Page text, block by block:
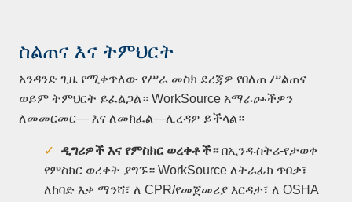
ስልጠና እና ትምህርት
አንዳንድ ጊዜ የሚቀጥለው የሥራ መስክ ደረጃዎ የበለጠ ሥልጠና
ወይም ትምህርት ይፈልጋል። WorkSource አማራጮችዎን
ለመመርመር— እና ለመክፈል—ሊረዳዎ ይችላል።
ዲግሪዎች እና የምስክር ወረቀቶች።በኢንዱስትሪ-የታወቀ
የምስክር ወረቀት ያግኙ። WorkSource ለትራፊክ ጥበቃ፣
ለከባድ እቃ ማንሻ፣ ለ CPR/የመጀመሪያ እርዳታ፣ ለ OSHA